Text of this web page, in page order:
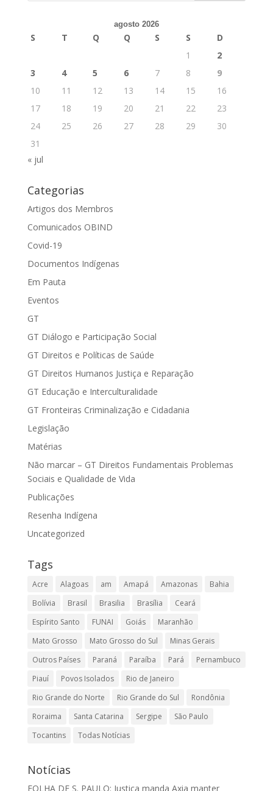
agosto 2026
S T Q Q S S
D
1
2
3
4 5 6 7 8
9
10
11 12 13 14 15
16
17
18 19 20 21 22
23
24
25 26 27 28 29
30
31
« jul
Categorias
Artigos dos Membros
Comunicados OBIND
Covid-19
Documentos Indígenas
Em Pauta
Eventos
GT
GT Diálogo e Participação Social
GT Direitos e Políticas de Saúde
GT Direitos Humanos Justiça e Reparação
GT Educação e Interculturalidade
GT Fronteiras Criminalização e Cidadania
Legislação
Matérias
Não marcar – GT Direitos Fundamentais Problemas
Sociais e Qualidade de Vida
Publicações
Resenha Indígena
Uncategorized
Tags
Acre Alagoas am Amapá Amazonas
Bahia
Bolívia
Brasil Brasilia Brasília
Ceará
Espírito Santo
FUNAI Goiás
Maranhão
Mato Grosso
Mato Grosso do Sul
Minas Gerais
Outros Países
Paraná Paraíba Pará
Pernambuco
Piauí
Povos Isolados
Rio de Janeiro
Rio Grande do Norte
Rio Grande do Sul
Rondônia
Roraima
Santa Catarina Sergipe
São Paulo
Tocantins
Todas Notícias
Notícias
FOLHA DE S. PAULO: Justiça manda Axia manter